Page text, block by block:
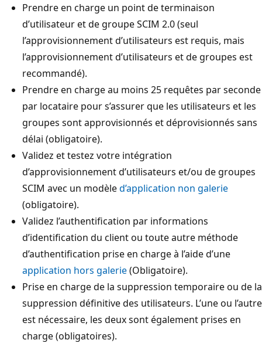
Prendre en charge un point de terminaison
d’utilisateur et de groupe SCIM 2.0 (seul
l’approvisionnement d’utilisateurs est requis, mais
l’approvisionnement d’utilisateurs et de groupes est
recommandé).
Prendre en charge au moins 25 requêtes par seconde
par locataire pour s’assurer que les utilisateurs et les
groupes sont approvisionnés et déprovisionnés sans
délai (obligatoire).
Validez et testez votre intégration
d’approvisionnement d’utilisateurs et/ou de groupes
SCIM avec un modèled’application non galerie
(obligatoire).
Validez l’authentification par informations
d’identification du client ou toute autre méthode
d’authentification prise en charge à l’aide d’une
application hors galerie(Obligatoire).
Prise en charge de la suppression temporaire ou de la
suppression définitive des utilisateurs. L’une ou l’autre
est nécessaire, les deux sont également prises en
charge (obligatoires).